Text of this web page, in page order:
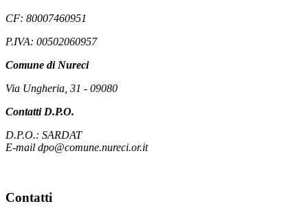
CF: 80007460951
P.IVA: 00502060957
Comune di Nureci
Via Ungheria, 31 - 09080
Contatti D.P.O.
D.P.O.: SARDAT
E-mail dpo@comune.nureci.or.it
Contatti